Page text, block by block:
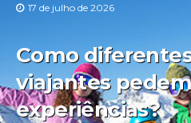
17 de julho de 2026
Como
viajantes
experiências?